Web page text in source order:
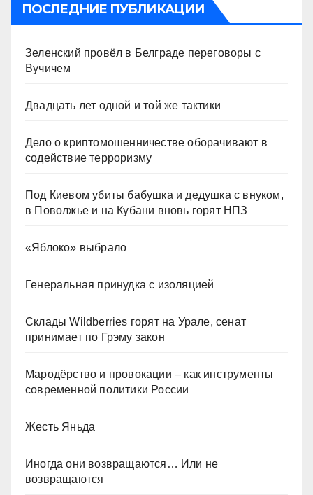
ПОСЛЕДНИЕ ПУБЛИКАЦИИ
Зеленский провёл в Белграде переговоры с
Вучичем
Двадцать лет одной и той же тактики
Дело о криптомошенничестве оборачивают в
содействие терроризму
Под Киевом убиты бабушка и дедушка с внуком,
в Поволжье и на Кубани вновь горят НПЗ
«Яблоко» выбрало
Генеральная принудка с изоляцией
Склады Wildberries горят на Урале, сенат
принимает по Грэму закон
Мародёрство и провокации – как инструменты
современной политики России
Жесть Яньда
Иногда они возвращаются… Или не
возвращаются